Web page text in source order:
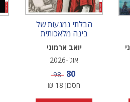
הבלתי נמנעות של
בינה מלאכותית
יואב ארמוני
אוג'-2026
מחיר מבצע
80 מחיר
98
חסכון 18
₪